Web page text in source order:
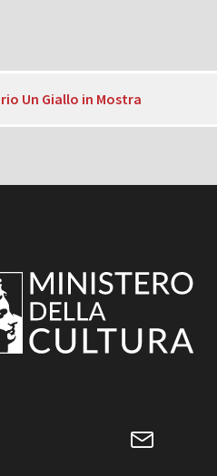
Un Giallo in Mostra